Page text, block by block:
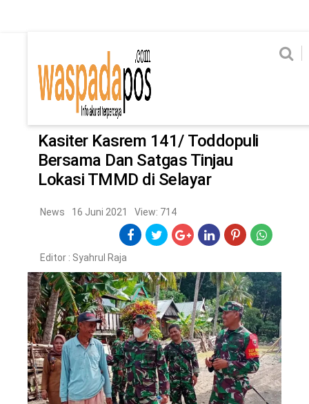
Home News
Ekonomi Hukum & Kriminal
Politik Metro
Hiburan Pendidikan
Edukasi Tekno
Home News Ekonomi Hukum & Kriminal
News
Kasiter Kasrem 141/ Toddopuli
Bersama Dan Satgas Tinjau
Lokasi TMMD di Selayar
News 16 Juni 2021 View: 714
Editor : Syahrul Raja